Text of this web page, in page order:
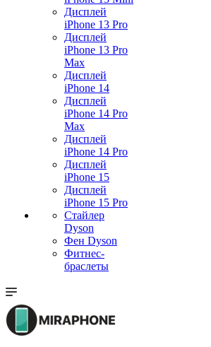
Дисплей
iPhone 13 Pro
Дисплей
iPhone 13 Pro
Max
Дисплей
iPhone 14
Дисплей
iPhone 14 Pro
Max
Дисплей
iPhone 14 Pro
Дисплей
iPhone 15
Дисплей
iPhone 15 Pro
Стайлер
Dyson
Фен Dyson
Фитнес-
браслеты